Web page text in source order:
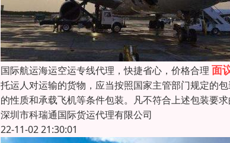
国际航运海运空运专线代理，快捷省心，价格合理 面
托运人对运输的货物，应当按照国家主管部门规定的
的性质和承载飞机等条件包装。凡不符合上述包装要
深圳市科瑞通国际货运代理有限公司
22-11-02 21:30:01